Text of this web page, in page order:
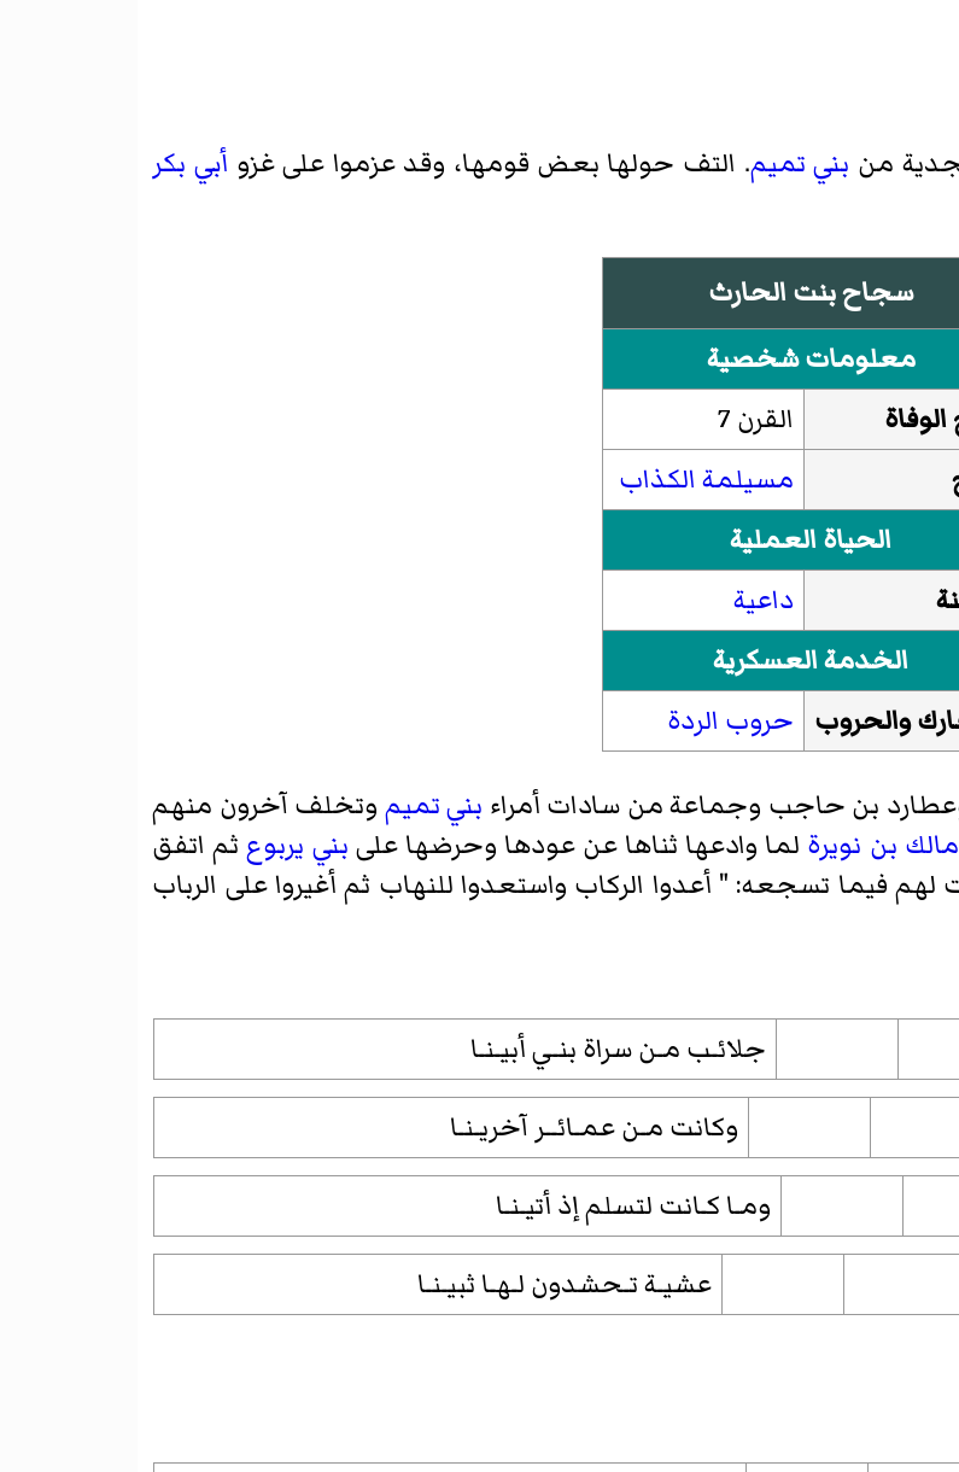
من بني تميم. التف حولها بعض قومها، وقد عزموا على غزو أبي بكر
سجاح بنت الحارث
معلومات شخصية
الوفاة
القرن 7
مسيلمة الكذاب
الحياة العملية
داعية
الخدمة العسكرية
والحروب حروب الردة
بن حاجب وجماعة من سادات أمراء بني تميم وتخلف آخرون منهم
مالك بن نويرة لما وادعها ثناها عن عودها وحرضها على بني يربوع ثم اتفق
لهم فيما تسجعه: " أعدوا الركاب واستعدوا للنهاب ثم أغيروا على الرباب
جلائـب مـن سراة بنـي أبيـنـا
وكانت مـن عمـائــر آخريـنـا
ومـا كـانت لتسلم إذ أتيـنـا
عشيـة تـحشدون لـهـا ثبيـنـا